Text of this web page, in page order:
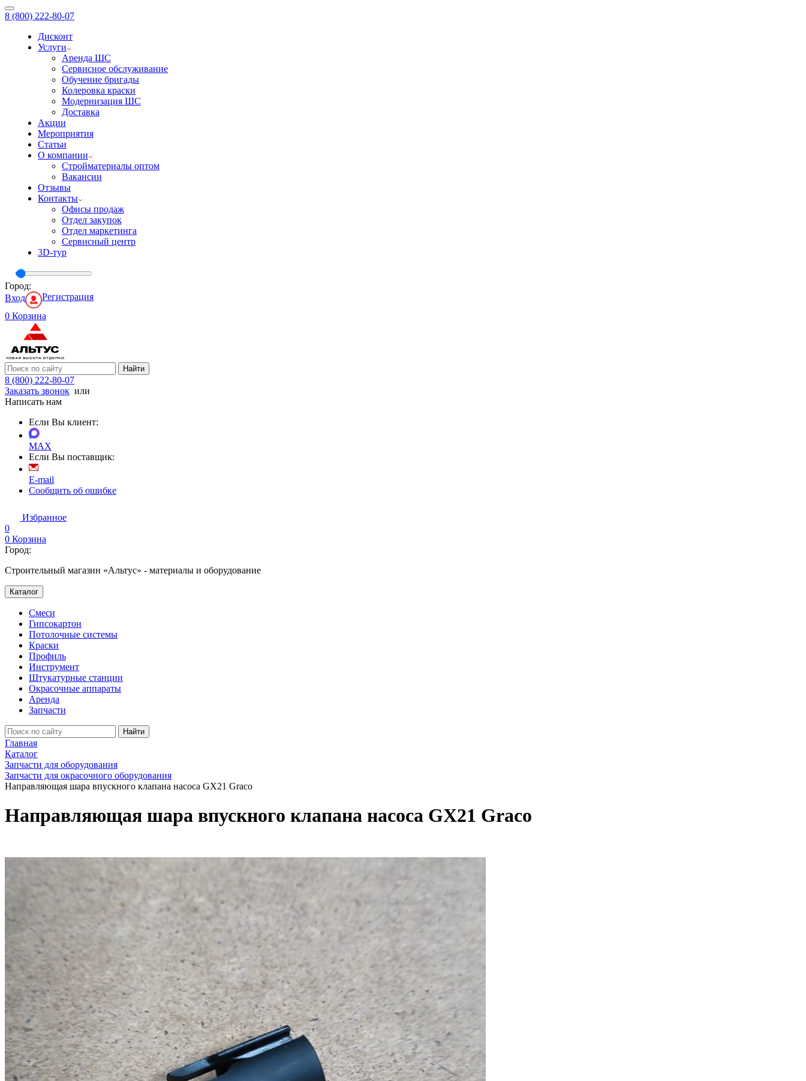
8 (800) 222-80-07
Дисконт
Услуги
Аренда ШС
Сервисное обслуживание
Обучение бригады
Колеровка краски
Модернизация ШС
Доставка
Акции
Мероприятия
Статьи
О компании
Стройматериалы оптом
Вакансии
Отзывы
Контакты
Офисы продаж
Отдел закупок
Отдел маркетинга
Сервисный центр
3D-тур
Город:
Вход
Регистрация
0 Корзина
Найти
8 (800) 222-80-07
Заказать звонок или
Написать нам
Если Вы клиент:
MAX
Если Вы поставщик:
E-mail
Сообщить об ошибке
Избранное
0
0 Корзина
Город:
Строительный магазин «Альтус» - материалы и оборудование
Каталог
Смеси
Гипсокартон
Потолочные системы
Краски
Профиль
Инструмент
Штукатурные станции
Окрасочные аппараты
Аренда
Запчасти
Найти
Главная
Каталог
Запчасти для оборудования
Запчасти для окрасочного оборудования
Направляющая шара впускного клапана насоса GX21 Graco
Направляющая шара впускного клапана насоса GX21 Graco